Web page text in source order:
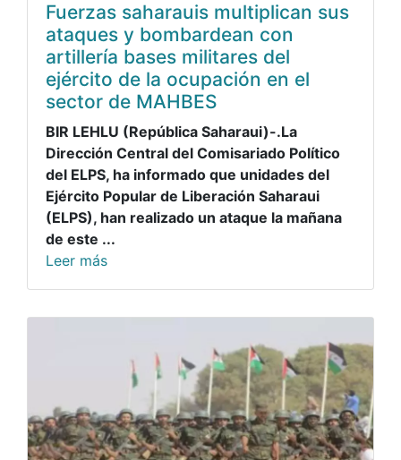
Fuerzas saharauis multiplican sus
ataques y bombardean con
artillería bases militares del
ejército de la ocupación en el
sector de MAHBES
BIR LEHLU (República Saharaui)-.La
Dirección Central del Comisariado Político
del ELPS, ha informado que unidades del
Ejército Popular de Liberación Saharaui
(ELPS), han realizado un ataque la mañana
de este ...
Leer más